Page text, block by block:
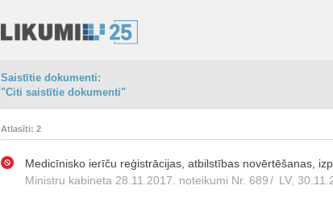
Saistītie dokumenti:
"Citi saistītie dokumenti"
Atlasīti: 2
Medicīnisko ierīču reģistrācijas, atbilstības novērtēšanas,
Ministru kabineta 28.11.2017. noteikumi Nr. 689/ LV,